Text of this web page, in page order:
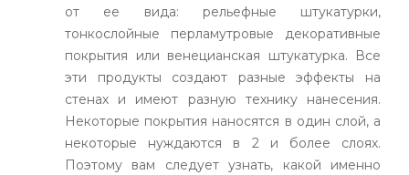
от ее вида: рельефные штукатурки,
тонкослойные перламутровые декоративные
покрытия или венецианская штукатурка. Все
эти продукты создают разные эффекты на
стенах и имеют разную технику нанесения.
Некоторые покрытия наносятся в один слой, а
некоторые нуждаются в 2 и более слоях.
Поэтому вам следует узнать, какой именно